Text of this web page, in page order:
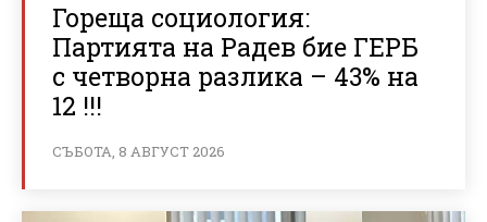
Гореща социология:
Партията на Радев бие ГЕРБ
с четворна разлика – 43% на
12 !!!
СЪБОТА, 8 АВГУСТ 2026